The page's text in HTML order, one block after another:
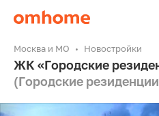
Москва и МО Новостройки
ЖК «Городские
(Городские